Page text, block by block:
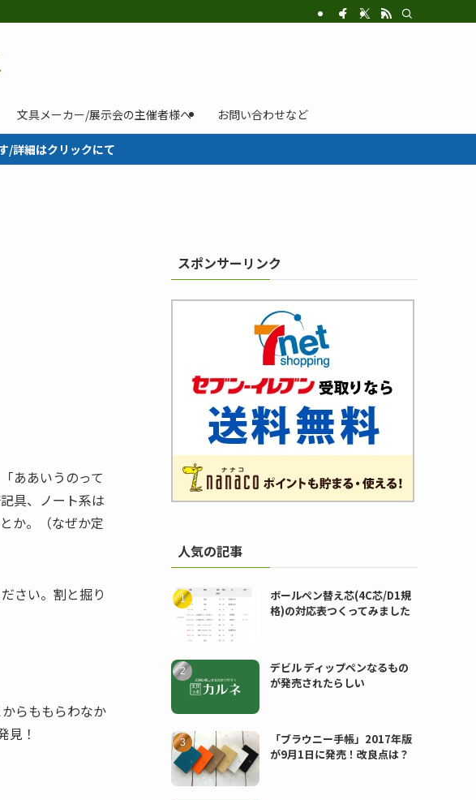
文具メーカー/展示会の主催者様へ お問い合わせなど
/詳細はクリックにて
ああいうのって
具、ノート系は
か。（なぜか定
さい。割と掘り
らももらわなか
見！
スポンサーリンク
人気の記事
ボールペン替え芯(4C芯/D1規
格)の対応表つくってみました
デビル ディップペンなるもの
が発売されたらしい
「ブラウニー手帳」2017年版
が9月1日に発売！改良点は？